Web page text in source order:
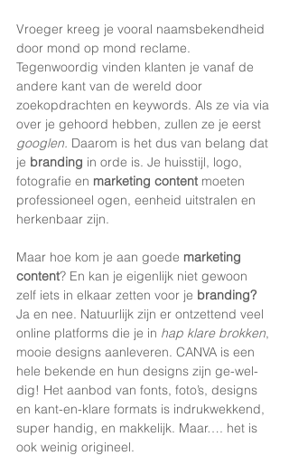
Vroeger kreeg je vooral naamsbekendheid
door mond op mond reclame.
Tegenwoordig vinden klanten je vanaf de
andere kant van de wereld door
zoekopdrachten en keywords. Als ze via via
over je gehoord hebben, zullen ze je eerst
googlen. Daarom is het dus van belang dat
je branding in orde is. Je huisstijl, logo,
fotografie en marketing content moeten
professioneel ogen, eenheid uitstralen en
herkenbaar zijn.
Maar hoe kom je aan goede marketing
content? En kan je eigenlijk niet gewoon
zelf iets in elkaar zetten voor je branding?
Ja en nee. Natuurlijk zijn er ontzettend veel
online platforms die je in hap klare brokken,
mooie designs aanleveren. CANVA is een
hele bekende en hun designs zijn ge-wel-
dig! Het aanbod van fonts, foto’s, designs
en kant-en-klare formats is indrukwekkend,
super handig, en makkelijk. Maar…. het is
ook weinig origineel.